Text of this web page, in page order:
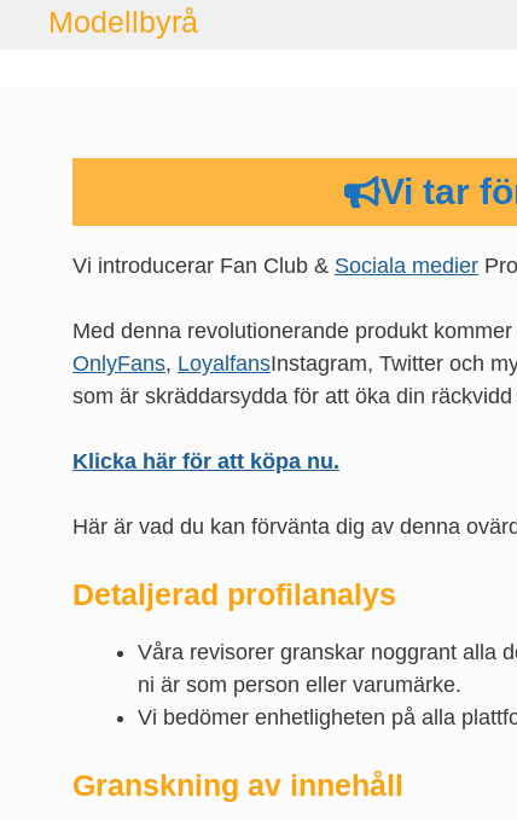
HoppaModellbyrå
Vi tar
Vi introducerar Fan Club & Sociala medier
Med denna revolutionerande produkt
OnlyFans, LoyalfansInstagram, Twitter och
som är skräddarsydda för att öka din
Klicka här för att köpa nu.
Här är vad du kan förvänta dig av denna
Detaljerad profilanalys
Våra revisorer granskar noggrant alla
ni är som person eller varumärke.
Vi bedömer enhetligheten på alla
Granskning av innehåll